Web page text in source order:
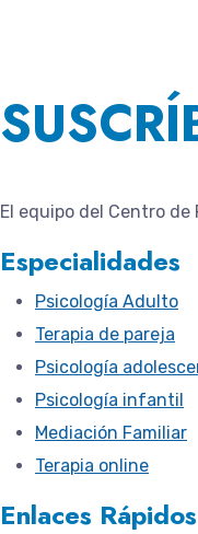
El equipo del Centro de
Especialidades
Psicología Adulto
Terapia de pareja
Psicología
Psicología infantil
Mediación Familiar
Terapia online
Enlaces Rápidos